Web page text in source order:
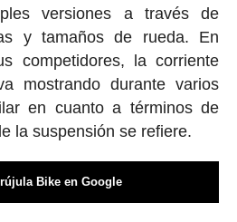
versiones a través de
y tamaños de rueda. En
competidores, la corriente
mostrando durante varios
en cuanto a términos de
la suspensión se refiere.
Bike en Google